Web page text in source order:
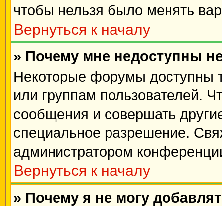
чтобы нельзя было менять
Вернуться к началу
» Почему мне недоступны
Некоторые форумы доступны
или группам пользователей.
сообщения и совершать
специальное разрешение.
администратором
Вернуться к началу
» Почему я не могу